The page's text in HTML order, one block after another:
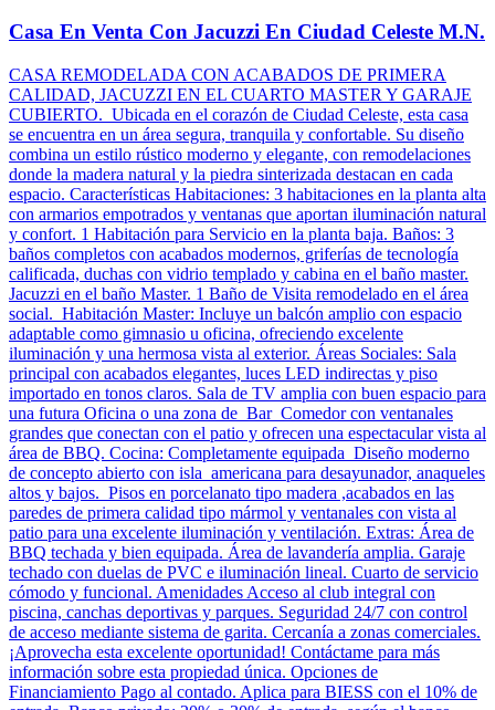
Casa En Venta Con Jacuzzi En Ciudad Celeste M.N.
CASA REMODELADA CON ACABADOS DE PRIMERA
CALIDAD, JACUZZI EN EL CUARTO MASTER Y GARAJE
CUBIERTO. Ubicada en el corazón de Ciudad Celeste, esta casa
se encuentra en un área segura, tranquila y confortable. Su diseño
combina un estilo rústico moderno y elegante, con remodelaciones
donde la madera natural y la piedra sinterizada destacan en cada
espacio. Características Habitaciones: 3 habitaciones en la planta alta
con armarios empotrados y ventanas que aportan iluminación natural
y confort. 1 Habitación para Servicio en la planta baja. Baños: 3
baños completos con acabados modernos, griferías de tecnología
calificada, duchas con vidrio templado y cabina en el baño master.
Jacuzzi en el baño Master. 1 Baño de Visita remodelado en el área
social. Habitación Master: Incluye un balcón amplio con espacio
adaptable como gimnasio u oficina, ofreciendo excelente
iluminación y una hermosa vista al exterior. Áreas Sociales: Sala
principal con acabados elegantes, luces LED indirectas y piso
importado en tonos claros. Sala de TV amplia con buen espacio para
una futura Oficina o una zona de Bar Comedor con ventanales
grandes que conectan con el patio y ofrecen una espectacular vista al
área de BBQ. Cocina: Completamente equipada Diseño moderno
de concepto abierto con isla americana para desayunador, anaqueles
altos y bajos. Pisos en porcelanato tipo madera ,acabados en las
paredes de primera calidad tipo mármol y ventanales con vista al
patio para una excelente iluminación y ventilación. Extras: Área de
BBQ techada y bien equipada. Área de lavandería amplia. Garaje
techado con duelas de PVC e iluminación lineal. Cuarto de servicio
cómodo y funcional. Amenidades Acceso al club integral con
piscina, canchas deportivas y parques. Seguridad 24/7 con control
de acceso mediante sistema de garita. Cercanía a zonas comerciales.
¡Aprovecha esta excelente oportunidad! Contáctame para más
información sobre esta propiedad única. Opciones de
Financiamiento Pago al contado. Aplica para BIESS con el 10% de